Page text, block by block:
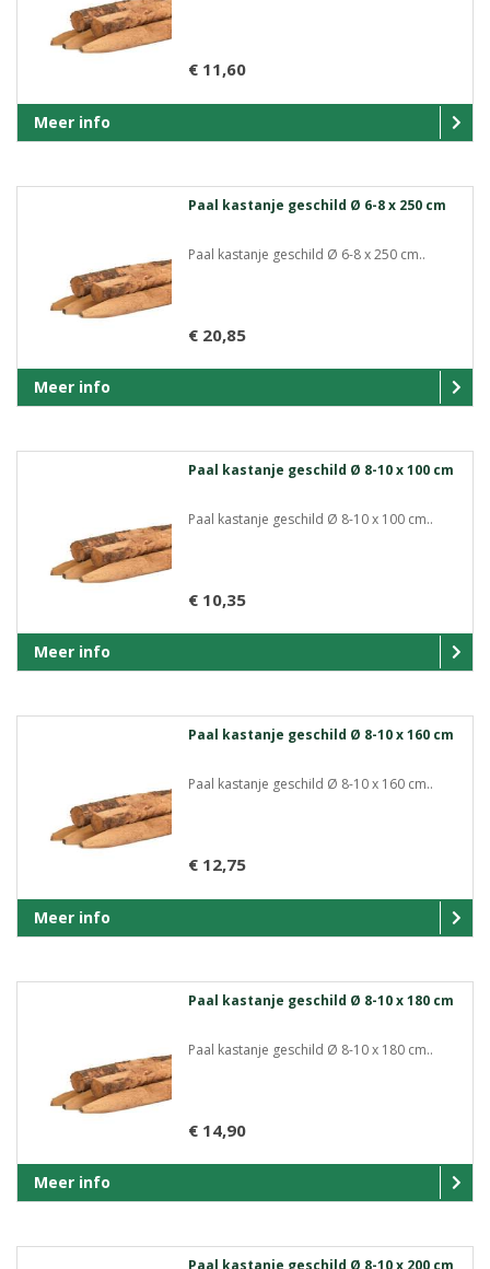
€ 11,60
Meer info
Paal kastanje geschild Ø 6-8 x 250 cm
Paal kastanje geschild Ø 6-8 x 250 cm..
€ 20,85
Meer info
Paal kastanje geschild Ø 8-10 x 100 cm
Paal kastanje geschild Ø 8-10 x 100 cm..
€ 10,35
Meer info
Paal kastanje geschild Ø 8-10 x 160 cm
Paal kastanje geschild Ø 8-10 x 160 cm..
€ 12,75
Meer info
Paal kastanje geschild Ø 8-10 x 180 cm
Paal kastanje geschild Ø 8-10 x 180 cm..
€ 14,90
Meer info